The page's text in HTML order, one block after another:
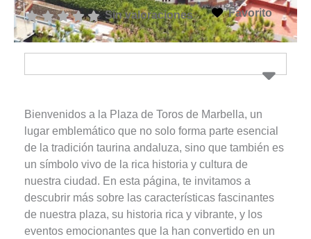
Sin valoraciones Favorito
Bienvenidos a la Plaza de Toros de Marbella, un
lugar emblemático que no solo forma parte esencial
de la tradición taurina andaluza, sino que también es
un símbolo vivo de la rica historia y cultura de
nuestra ciudad. En esta página, te invitamos a
descubrir más sobre las características fascinantes
de nuestra plaza, su historia rica y vibrante, y los
eventos emocionantes que la han convertido en un